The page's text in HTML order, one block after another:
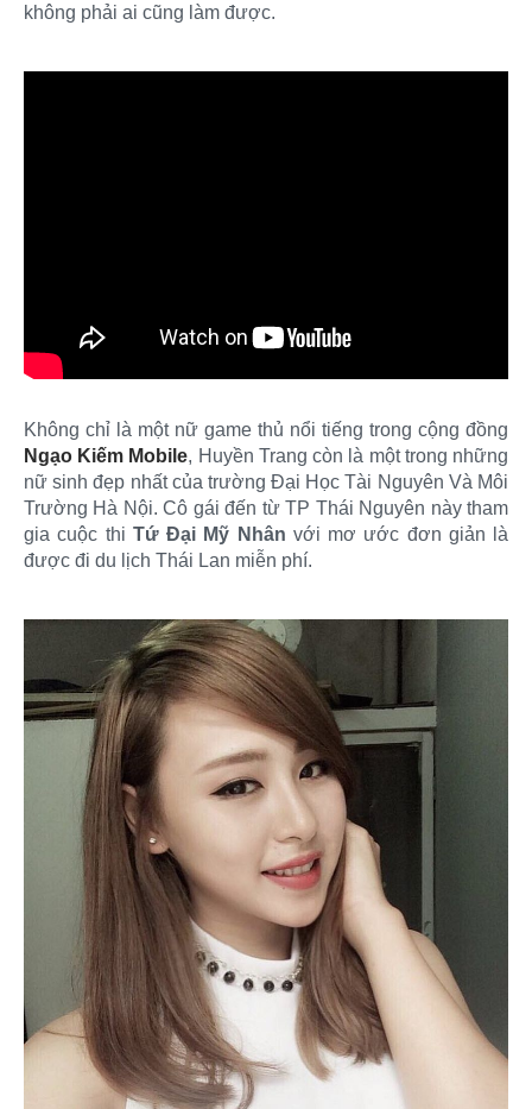
không phải ai cũng làm được.
Không chỉ là một nữ game thủ nổi tiếng trong cộng đồng
Ngạo Kiếm Mobile, Huyền Trang còn là một trong những
nữ sinh đẹp nhất của trường Đại Học Tài Nguyên Và Môi
Trường Hà Nội. Cô gái đến từ TP Thái Nguyên này tham
gia cuộc thi Tứ Đại Mỹ Nhân với mơ ước đơn giản là
được đi du lịch Thái Lan miễn phí.